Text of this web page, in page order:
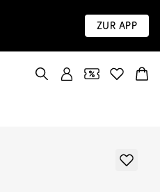
Zur App